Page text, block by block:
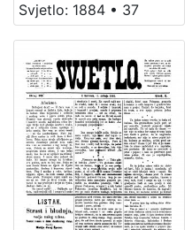
Svjetlo: 1884 • 37